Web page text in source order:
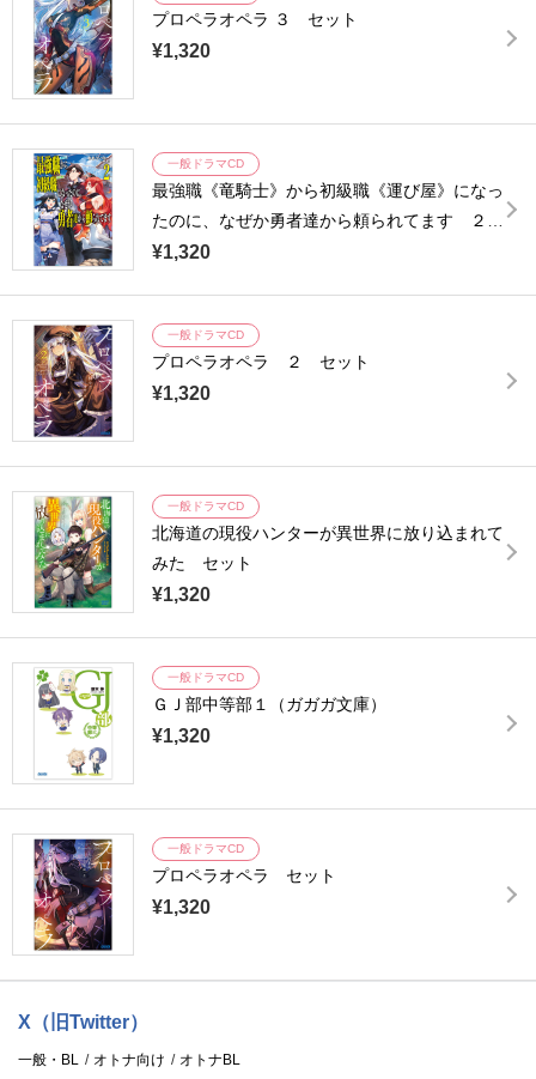
プロペラオペラ ３ セット
¥1,320
一般ドラマCD
最強職《竜騎士》から初級職《運び屋》になっ
たのに、なぜか勇者達から頼られてます ２
セット
¥1,320
一般ドラマCD
プロペラオペラ ２ セット
¥1,320
一般ドラマCD
北海道の現役ハンターが異世界に放り込まれて
みた セット
¥1,320
一般ドラマCD
ＧＪ部中等部１（ガガガ文庫）
¥1,320
一般ドラマCD
プロペラオペラ セット
¥1,320
X（旧Twitter）
一般・BL オトナ向け オトナBL